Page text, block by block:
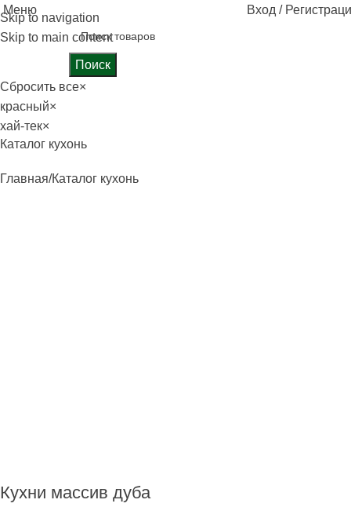
Skip to navigation
Skip to main content
Меню Вход /
Поиск
Сбросить все×
красный×
хай-тек×
Каталог кухонь
Главная Каталог кухонь
Кухни массив дуба